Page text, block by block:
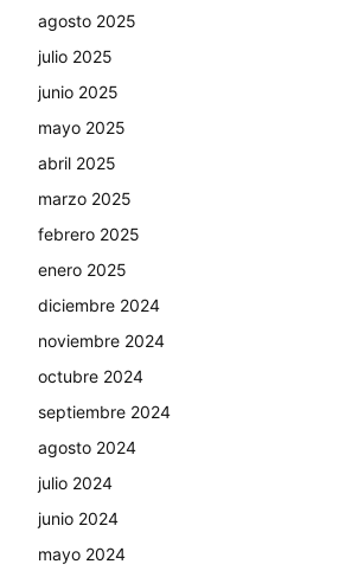
agosto 2025
julio 2025
junio 2025
mayo 2025
abril 2025
marzo 2025
febrero 2025
enero 2025
diciembre 2024
noviembre 2024
octubre 2024
septiembre 2024
agosto 2024
julio 2024
junio 2024
mayo 2024